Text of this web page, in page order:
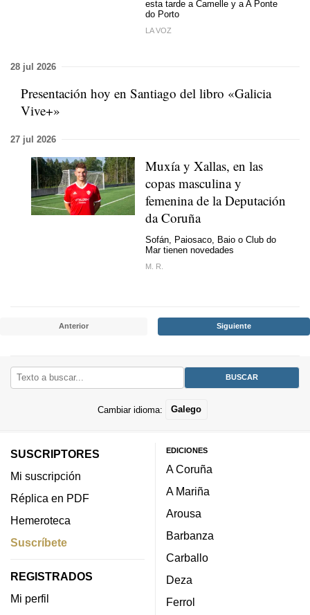
esta tarde a Camelle y a A Ponte
do Porto
LA VOZ
28 jul 2026
Presentación hoy en Santiago del libro «Galicia
Vive+»
27 jul 2026
Muxía y Xallas, en las
copas masculina y
femenina de la Deputación
da Coruña
Sofán, Paiosaco, Baio o Club do
Mar tienen novedades
M. R.
Anterior Siguiente
Cambiar idioma: Galego
SUSCRIPTORES
Mi suscripción
Réplica en PDF
Hemeroteca
Suscríbete
REGISTRADOS
Mi perfil
EDICIONES
A Coruña
A Mariña
Arousa
Barbanza
Carballo
Deza
Ferrol